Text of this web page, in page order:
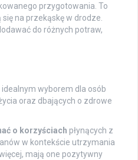
przygotowania. To
na przekąskę w drodze.
do różnych potraw,
wyborem dla osób
oraz dbających o zdrowe
o korzyściach płynących z
w kontekście utrzymania
mają one pozytywny